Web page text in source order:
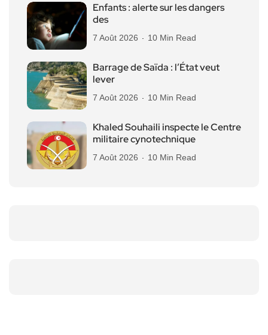
Enfants : alerte sur les dangers
des
7 Août 2026 10 Min Read
Barrage de Saïda : l’État veut
lever
7 Août 2026 10 Min Read
Khaled Souhaili inspecte le Centre
militaire cynotechnique
7 Août 2026 10 Min Read